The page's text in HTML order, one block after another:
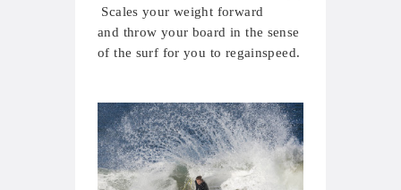
Scales your weight forward
and throw your board in the sense
of the surf for you to regainspeed.